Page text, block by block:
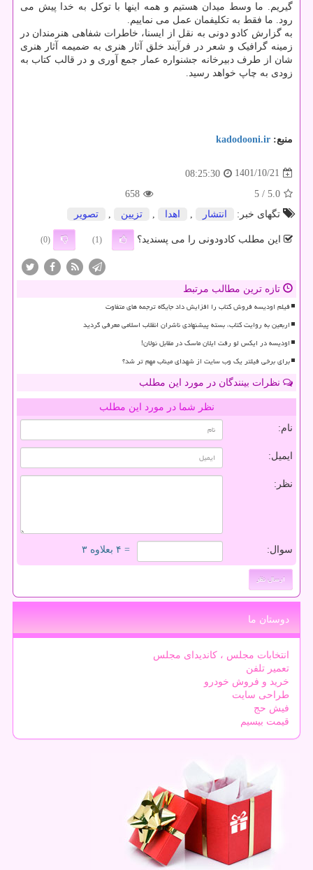
گیریم. ما وسط میدان هستیم و همه اینها با توکل به خدا پیش می
رود. ما فقط به تکلیفمان عمل می نماییم.
به گزارش کادو دونی به نقل از ایسنا، خاطرات شفاهی هنرمندان در
زمینه گرافیک و شعر در فرآیند خلق آثار هنری به ضمیمه آثار هنری
شان از طرف دبیرخانه جشنواره عمار جمع آوری و در قالب کتاب به
زودی به چاپ خواهد رسید.
منبع: kadodooni.ir
1401/10/21
08:25:30
5.0
/ 5
658
تگهای خبر:
انتشار اهدا تزیین تصویر
این مطلب کادودونی را می پسندید؟ (1)
(0)
تازه ترین مطالب مرتبط
فیلم اودیسه فروش کتاب را افزایش داد جایگاه ترجمه های متفاوت
اربعین به روایت کتاب، بسته پیشنهادی ناشران انقلاب اسلامی معرفی گردید
اودیسه در ایکس لو رفت ایلان ماسک در مقابل نولان!
برای برخی فیلتر یک وب سایت از شهدای میناب مهم تر شد؟
نظرات بینندگان در مورد این مطلب
نظر شما در مورد این مطلب
نام:
ایمیل:
نظر:
سوال: = ۴ بعلاوه ۳
دوستان ما
انتخابات مجلس ، کاندیدای مجلس
تعمیر تلفن
خرید و فروش خودرو
طراحی سایت
فیش حج
قیمت بیسیم